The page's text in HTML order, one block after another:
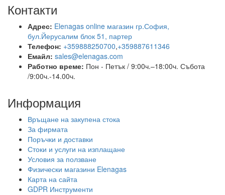
Контакти
Адрес: Elenagas online магазин гр.София,
бул.Йерусалим блок 51, партер
Телефон: +359888250700,+359887611346
Емайл: sales@elenagas.com
Работно време: Пон - Петък / 9:00ч.–18:00ч. Събота
/9:00ч.-14.00ч.
Информация
Връщане на закупена стока
За фирмата
Поръчки и доставки
Стоки и услуги на изплащане
Условия за ползване
Физически магазини Elenagas
Карта на сайта
GDPR Инструменти